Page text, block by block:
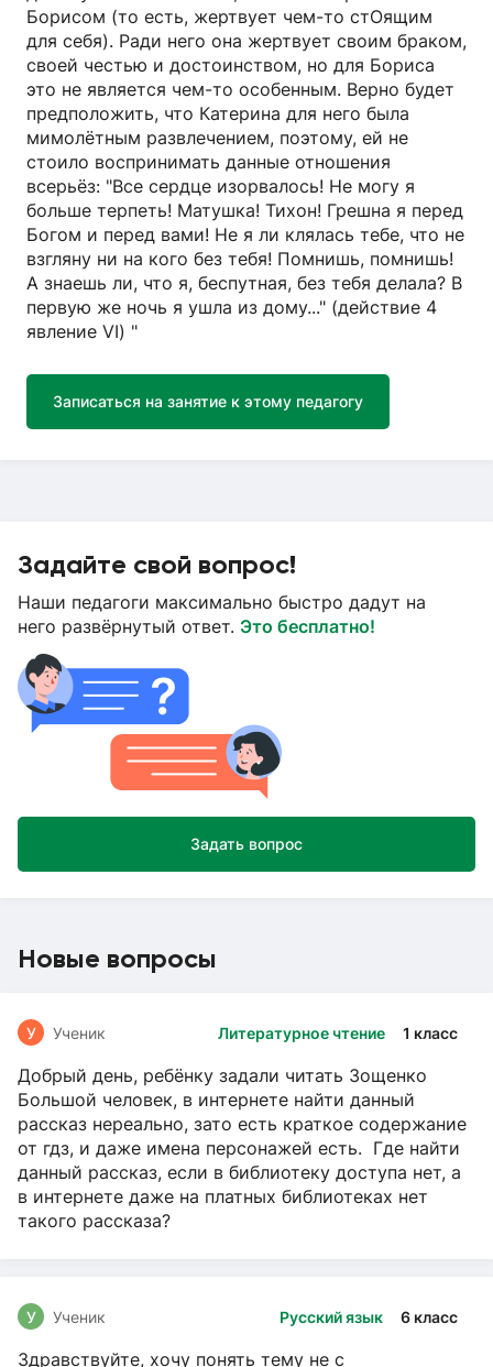
Борисом (то есть, жертвует чем-то стОящим
для себя). Ради него она жертвует своим браком,
своей честью и достоинством, но для Бориса
это не является чем-то особенным. Верно будет
предположить, что Катерина для него была
мимолётным развлечением, поэтому, ей не
стоило воспринимать данные отношения
всерьёз: "Все сердце изорвалось! Не могу я
больше терпеть! Матушка! Тихон! Грешна я перед
Богом и перед вами! Не я ли клялась тебе, что не
взгляну ни на кого без тебя! Помнишь, помнишь!
А знаешь ли, что я, беспутная, без тебя делала? В
первую же ночь я ушла из дому..." (действие 4
явление VI) "
Записаться на занятие к этому педагогу
Задайте свой вопрос!
Наши педагоги максимально быстро дадут на
него развёрнутый ответ. Это бесплатно!
Задать вопрос
Новые вопросы
Литературное чтение 1 класс
У Ученик
Добрый день, ребёнку задали читать Зощенко
Большой человек, в интернете найти данный
рассказ нереально, зато есть краткое содержание
от гдз, и даже имена персонажей есть. Где найти
данный рассказ, если в библиотеку доступа нет, а
в интернете даже на платных библиотеках нет
такого рассказа?
Русский язык 6 класс
У Ученик
Здравствуйте, хочу понять тему не с